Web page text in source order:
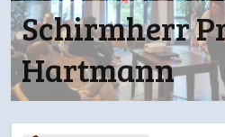
Schirmherr
Hartmann